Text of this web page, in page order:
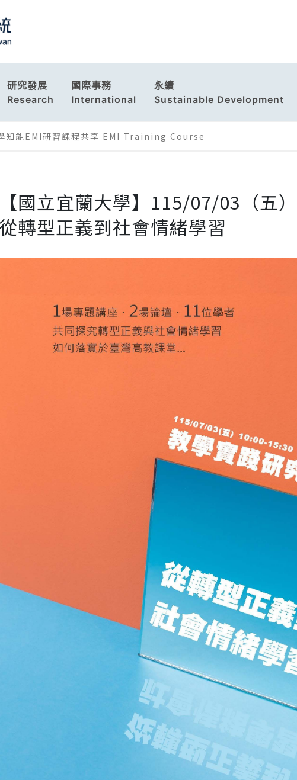
研究發展
Research
國際事務
International
永續
Sustainable Development
知能EMI研習課程共享 EMI Training Course
【國立宜蘭大學】115/07/03（五
從轉型正義到社會情緒學習